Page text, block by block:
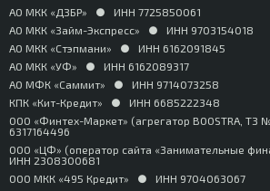
АО МКК «ДЗБР» ●
ИНН 7725850061
АО МКК «Займ-Экспресс»
●
ИНН 9703154018
АО МКК «Стэпмани»
●
ИНН 6162091845
АО МКК «УФ»
●
ИНН 6162089317
АО МФК «Саммит»
●
ИНН 9714073258
КПК «Кит-Кредит»
●
ИНН 6685222348
ООО «Финтех-Маркет» (агрегатор BOOSTRA, ТЗ
6317164496
ООО «ЦФ» (оператор сайта «Занимательные
ИНН 2308300681
ООО МКК «495 Кредит»
● ИНН 9704063067